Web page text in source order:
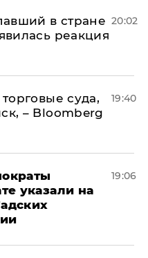
в стране
реакция
20:02
суда,
– Bloomberg
19:40
указали на
19:06